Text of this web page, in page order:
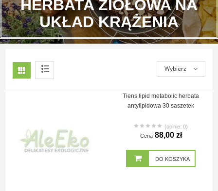
HERBATA ZIOŁOWA NA
UKŁAD KRĄŻENIA
Wybierz
Tiens lipid metabolic herbata
antylipidowa 30 saszetek
(opinie: 0)
Cena 88,00 zł
DO KOSZYKA